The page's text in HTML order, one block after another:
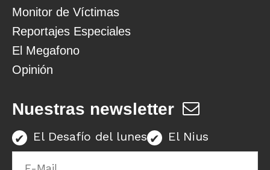
Monitor de Víctimas
Reportajes Especiales
El Megafono
Opinión
Nuestras newsletter
El Desafío del lunes El Nius